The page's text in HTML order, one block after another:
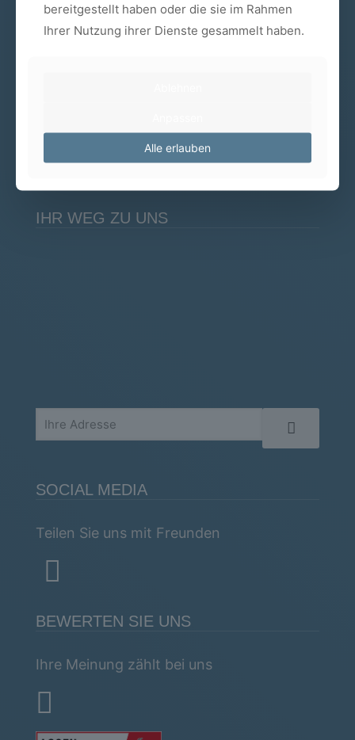
Schnarchtherapie
Samstags nach Vereinbarung
IHR WEG ZU UNS
SOCIAL MEDIA
Teilen Sie uns mit Freunden
BEWERTEN SIE UNS
Ihre Meinung zählt bei uns
bereitgestellt haben oder die sie im Rahmen
Ihrer Nutzung ihrer Dienste gesammelt haben.
Alle erlauben